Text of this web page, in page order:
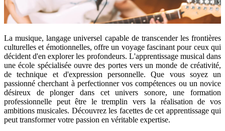
La musique, langage universel capable de transcender les frontières
culturelles et émotionnelles, offre un voyage fascinant pour ceux qui
décident d'en explorer les profondeurs. L'apprentissage musical dans
une école spécialisée ouvre des portes vers un monde de créativité,
de technique et d'expression personnelle. Que vous soyez un
passionné cherchant à perfectionner vos compétences ou un novice
désireux de plonger dans cet univers sonore, une formation
professionnelle peut être le tremplin vers la réalisation de vos
ambitions musicales. Découvrez les facettes de cet apprentissage qui
peut transformer votre passion en véritable expertise.